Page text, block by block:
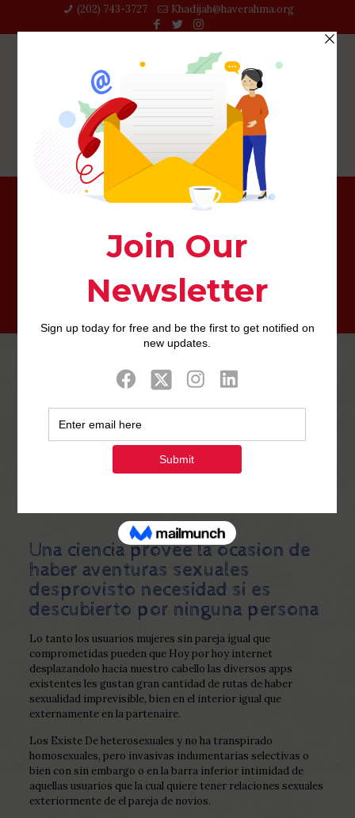
(202) 743-3727‬ Khadijah@haverahma.org
5 apps de infieles desplazandolo hacia el pelo Con el fin
0 Published by
2022
Una ciencia provee la ocasion de
haber aventuras sexuales
desprovisto necesidad si es
descubierto por ninguna persona
Lo tanto los usuarios mujeres sin pareja igual que
comprometidas pueden que Hoy por hoy internet
desplazandolo hacia nuestro cabello las diversos apps
existentes les gustan gran cantidad de rutas de haber
sexualidad imprevisible, bien en el interior igual que
externamente en la partenaire.
Los Existe De heterosexuales y no ha transpirado
homosexuales, pero invasivas indumentarias selectivas o
bien con sin embargo o en la barra inferior intimidad de
aquellas usuarios que la cual quiere tener relaciones sexuales
exteriormente de el pareja de novios.